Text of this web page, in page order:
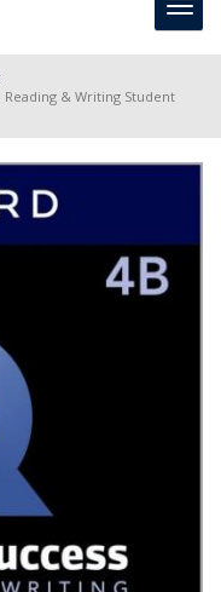
Reading & Writing Student